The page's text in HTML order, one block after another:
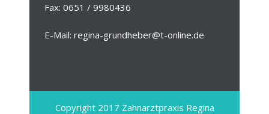
Fax: 0651 / 9980436
E-Mail: regina-grundheber@t-online.de
Copyright 2017 Zahnarztpraxis Regina